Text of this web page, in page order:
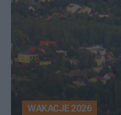
WAKACJE 2026